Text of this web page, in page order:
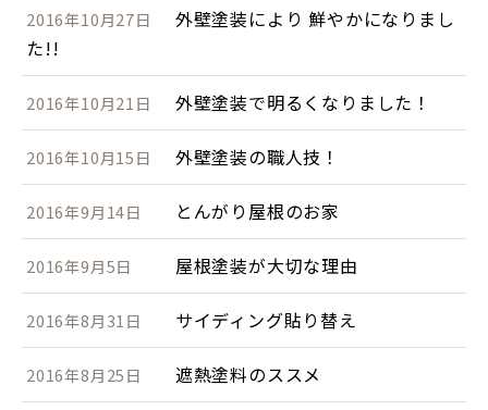
2016年10月27日
外壁塗装により 鮮やかになりまし
た!!
2016年10月21日 外壁塗装で明るくなりました！
2016年10月15日 外壁塗装の職人技！
2016年9月14日 とんがり屋根のお家
2016年9月5日 屋根塗装が大切な理由
2016年8月31日 サイディング貼り替え
2016年8月25日 遮熱塗料のススメ